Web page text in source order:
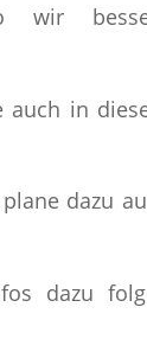
wir
in
dazu
dazu